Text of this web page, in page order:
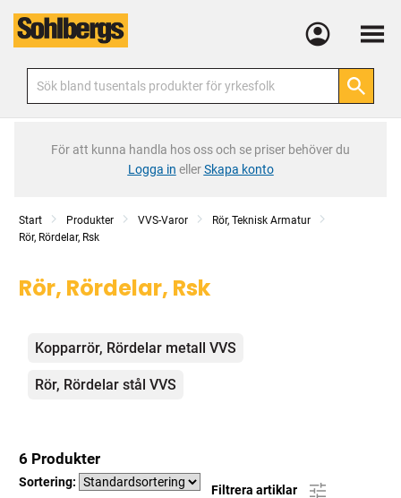
Meny
För att kunna handla hos oss och se priser behöver du
Logga in ellerSkapa konto
Start Produkter VVS-Varor
Rör, Teknisk Armatur
Rör, Rördelar, Rsk
Rör, Rördelar, Rsk
Kategorier
Kopparrör, Rördelar metall VVS
Rör, Rördelar stål VVS
6 Produkter
Sortering:
Filtrera artiklar